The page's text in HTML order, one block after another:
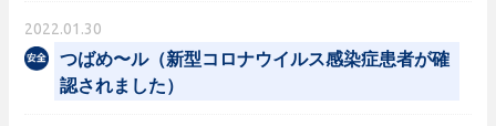
2022.01.30
つばめ〜ル（新型コロナウイルス感染症患者が確
認されました）